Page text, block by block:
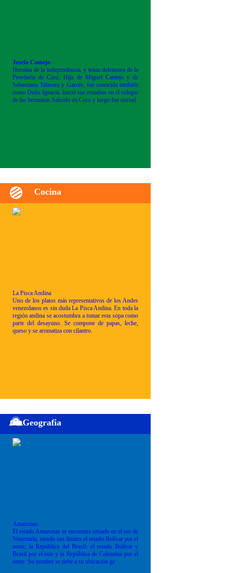
Josefa Camejo
Heroína de la independencia, y tenaz defensora de la
Provincia de Coro. Hija de Miguel Camejo y de
Sebastiana Talavera y Garcés, fue conocida también
como Doña Ignacia. Inició sus estudios en el colegio
de las hermanas Salcedo en Coro y luego fue enviad
Cocina
La Pisca Andina
Uno de los platos más representativos de los Andes
venezolanos es sin duda La Pisca Andina. En toda la
región andina se acostumbra a tomar esta sopa como
parte del desayuno. Se compone de papas, leche,
queso y se aromatiza con cilantro.
Geografia
Amazonas
El estado Amazonas se encuentra situado en el sur de
Venezuela, siendo sus límites el estado Bolívar por el
norte; la República del Brasil; el estado Bolívar y
Brasil por el este y la República de Colombia por el
oeste. Su nombre se debe a su ubicación ge